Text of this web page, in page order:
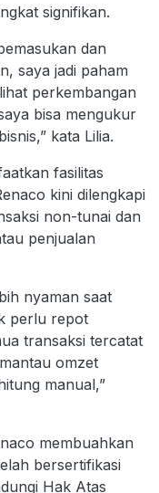
signifikan.
dan
saya jadi paham
perkembangan
bisa mengukur
kata Lilia.
fasilitas
kini dilengkapi
non-tunai dan
penjualan
nyaman saat
perlu repot
transaksi tercatat
omzet
manual,”
membuahkan
bersertifikasi
Hak Atas